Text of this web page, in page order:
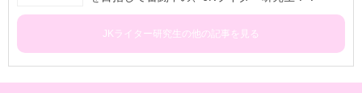
JKライター研究生の他の記事を見る